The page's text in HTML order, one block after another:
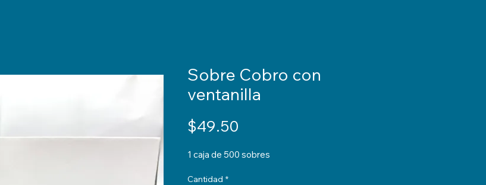
Sobre Cobro con
ventanilla
$49.50
1 caja de 500 sobres
Cantidad *